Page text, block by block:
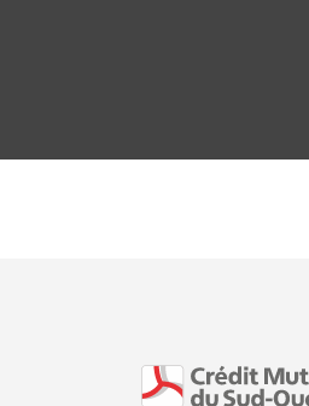
Fin de page